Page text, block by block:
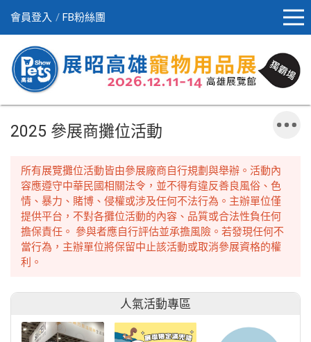
會員登入 FB粉絲團
2025 參展商攤位活動
所有展覽攤位活動皆由參展廠商自行規劃與舉辦。活動內
容應遵守中華民國相關法令，並不得有違反善良風俗、色
情、暴力、賭博、侵權或涉及任何不法行為。主辦單位僅
提供平台，不對各攤位活動的內容、品質或合法性負任何
擔保責任。 參與者應自行評估並承擔風險。若發現任何不
當行為，主辦單位將保留中止該活動或取消參展資格的權
利。
人氣活動專區